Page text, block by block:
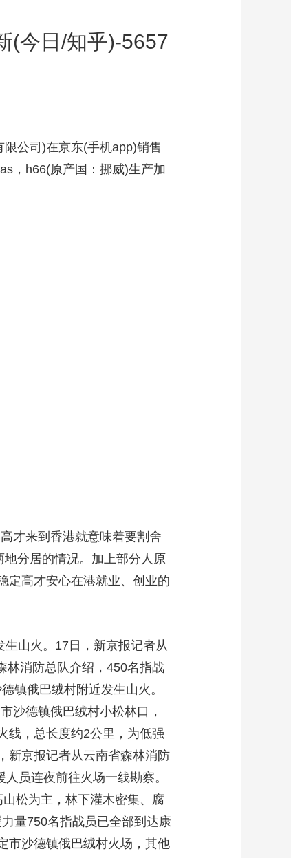
日/知乎)-5657
司)在京东(手机app)销售
，h66(原产国：挪威)生产加
来到香港就意味着要割舍
分居的情况。加上部分人原
定高才安心在港就业、创业的
山火。17日，新京报记者从
林消防总队介绍，450名指战
镇俄巴绒村附近发生山火。
沙德镇俄巴绒村小松林口，
线，总长度约2公里，为低强
新京报记者从云南省森林消防
员连夜前往火场一线勘察。
松为主，林下灌木密集、腐
量750名指战员已全部到达康
市沙德镇俄巴绒村火场，其他